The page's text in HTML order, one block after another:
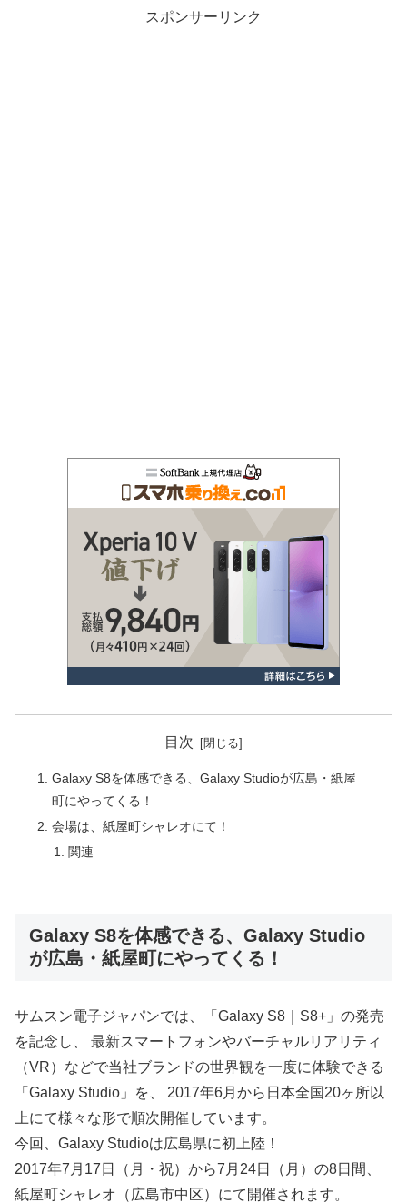
スポンサーリンク
目次
Galaxy S8を体感できる、Galaxy Studioが広島・紙屋
町にやってくる！
会場は、紙屋町シャレオにて！
関連
Galaxy S8を体感できる、Galaxy Studio
が広島・紙屋町にやってくる！
サムスン電子ジャパンでは、「Galaxy S8｜S8+」の発売
を記念し、 最新スマートフォンやバーチャルリアリティ
（VR）などで当社ブランドの世界観を一度に体験できる
「Galaxy Studio」を、 2017年6月から日本全国20ヶ所以
上にて様々な形で順次開催しています。
今回、Galaxy Studioは広島県に初上陸！
2017年7月17日（月・祝）から7月24日（月）の8日間、
紙屋町シャレオ（広島市中区）にて開催されます。